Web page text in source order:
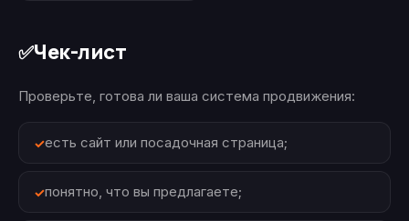
✅Чек-лист
Проверьте, готова ли ваша система продвижения:
есть сайт или посадочная страница;
понятно, что вы предлагаете;